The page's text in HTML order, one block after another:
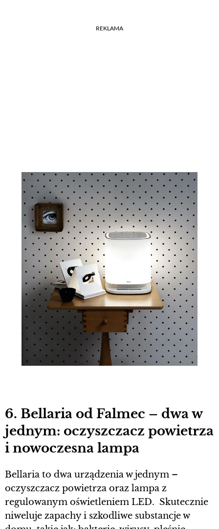
REKLAMA
6. Bellaria od Falmec – dwa w
jednym: oczyszczacz powietrza
i nowoczesna lampa
Bellaria to dwa urządzenia w jednym –
oczyszczacz powietrza oraz lampa z
regulowanym oświetleniem LED. Skutecznie
niweluje zapachy i szkodliwe substancje w